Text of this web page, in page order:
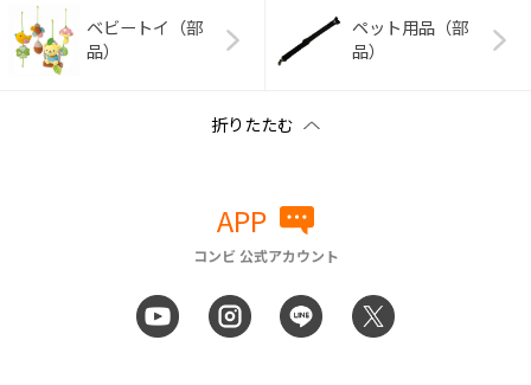
ベビートイ（部
品）
ペット用品（部
品）
APP
コンビ 公式アカウント